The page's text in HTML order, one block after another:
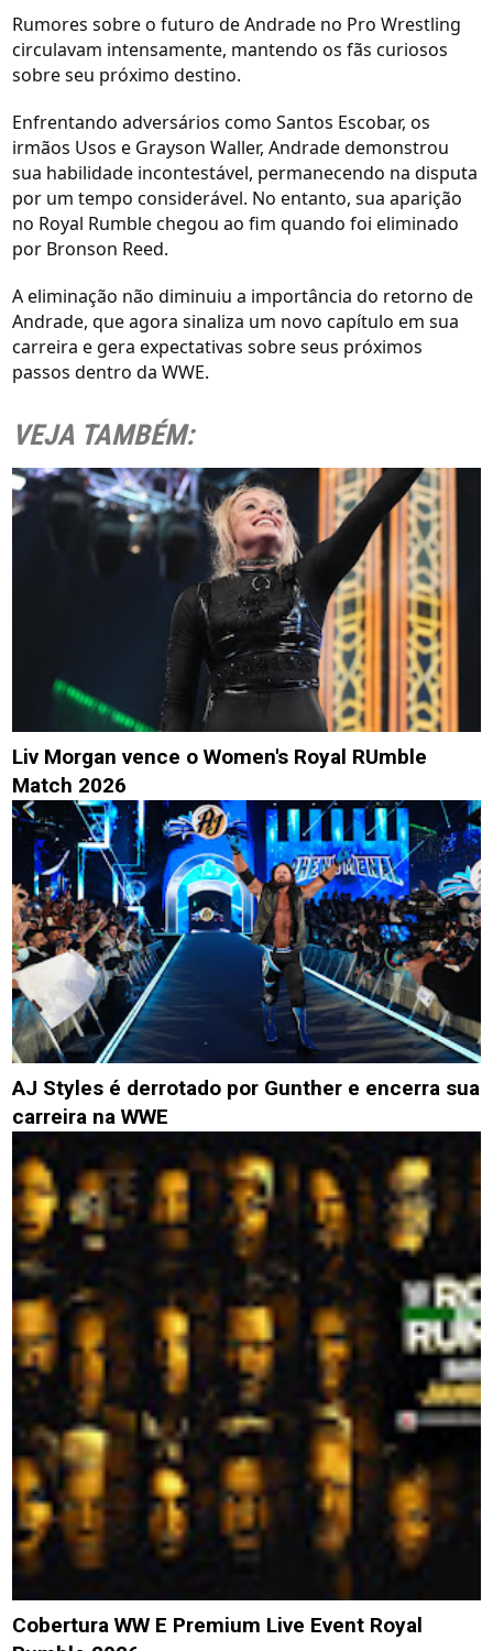
Rumores sobre o futuro de Andrade no Pro Wrestling
circulavam intensamente, mantendo os fãs curiosos
sobre seu próximo destino.
Enfrentando adversários como Santos Escobar, os
irmãos Usos e Grayson Waller, Andrade demonstrou
sua habilidade incontestável, permanecendo na disputa
por um tempo considerável. No entanto, sua aparição
no Royal Rumble chegou ao fim quando foi eliminado
por Bronson Reed.
A eliminação não diminuiu a importância do retorno de
Andrade, que agora sinaliza um novo capítulo em sua
carreira e gera expectativas sobre seus próximos
passos dentro da WWE.
VEJA TAMBÉM:
Liv Morgan vence o Women's Royal RUmble
Match 2026
AJ Styles é derrotado por Gunther e encerra sua
carreira na WWE
Cobertura WW E Premium Live Event Royal